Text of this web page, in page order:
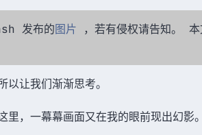
发布的图片 ，若有侵权请告知。 本
让我们渐渐思考。
，一幕幕画面又在我的眼前现出幻影。